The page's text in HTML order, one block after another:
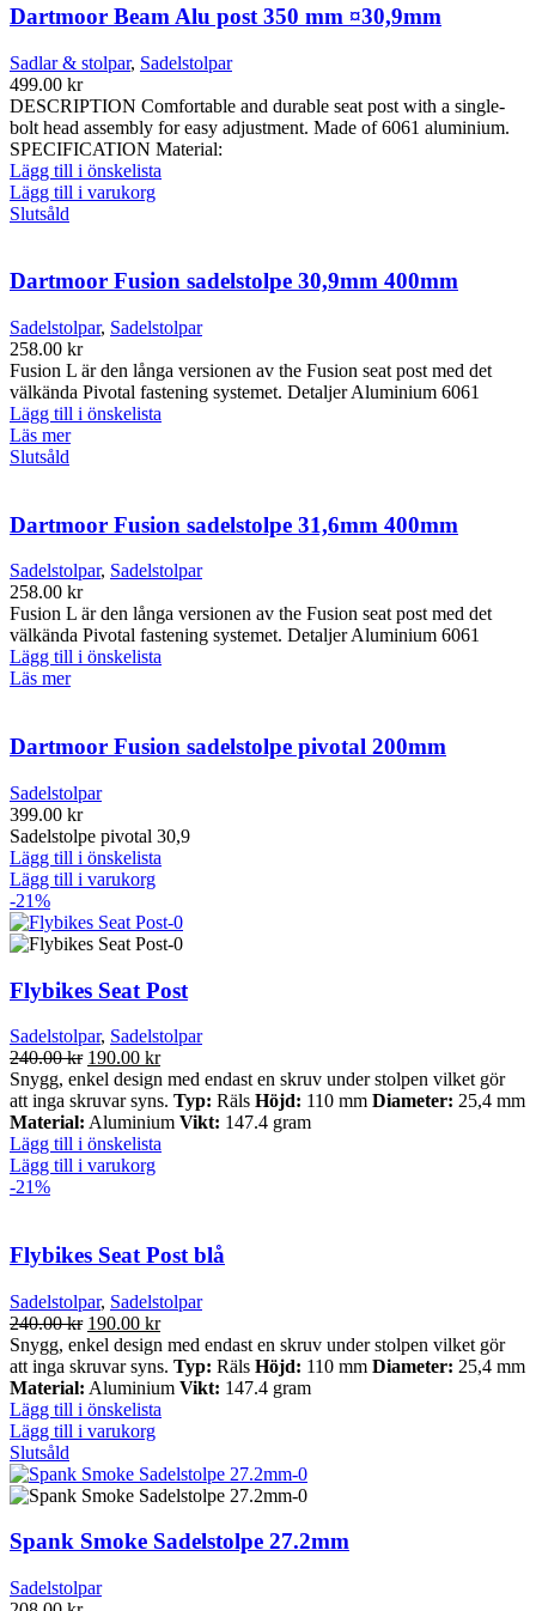
har
flera
varianter.
De
olika
alternativen
kan
väljas
på
produktsidan
Dartmoor Beam Alu post 350 mm ¤30,9mm
Sadlar & stolpar, Sadelstolpar
499.00 kr
DESCRIPTION Comfortable and durable seat post with a single-
bolt head assembly for easy adjustment. Made of 6061 aluminium.
SPECIFICATION Material:
Lägg till i önskelista
Lägg till i varukorg
Slutsåld
Dartmoor Fusion sadelstolpe 30,9mm 400mm
Sadelstolpar, Sadelstolpar
258.00 kr
Fusion L är den långa versionen av the Fusion seat post med det
välkända Pivotal fastening systemet. Detaljer Aluminium 6061
Lägg till i önskelista
Läs mer
Slutsåld
Dartmoor Fusion sadelstolpe 31,6mm 400mm
Sadelstolpar, Sadelstolpar
258.00 kr
Fusion L är den långa versionen av the Fusion seat post med det
välkända Pivotal fastening systemet. Detaljer Aluminium 6061
Lägg till i önskelista
Läs mer
Dartmoor Fusion sadelstolpe pivotal 200mm
Sadelstolpar
399.00 kr
Sadelstolpe pivotal 30,9
Lägg till i önskelista
Lägg till i varukorg
-21%
Flybikes Seat Post
Sadelstolpar, Sadelstolpar
240.00kr Det
ursprungliga
priset
var:
240.00 kr.
190.00 krDet
nuvarande
priset
är:
190.00 kr.
Snygg, enkel design med endast en skruv under stolpen vilket gör
att inga skruvar syns. Typ: Räls Höjd: 110 mm Diameter: 25,4 mm
Material: Aluminium Vikt: 147.4 gram
Lägg till i önskelista
Lägg till i varukorg
-21%
Flybikes Seat Post blå
Sadelstolpar, Sadelstolpar
240.00kr Det
ursprungliga
priset
var:
240.00 kr.
190.00 krDet
nuvarande
priset
är:
190.00 kr.
Snygg, enkel design med endast en skruv under stolpen vilket gör
att inga skruvar syns. Typ: Räls Höjd: 110 mm Diameter: 25,4 mm
Material: Aluminium Vikt: 147.4 gram
Lägg till i önskelista
Lägg till i varukorg
Slutsåld
Spank Smoke Sadelstolpe 27.2mm
Sadelstolpar